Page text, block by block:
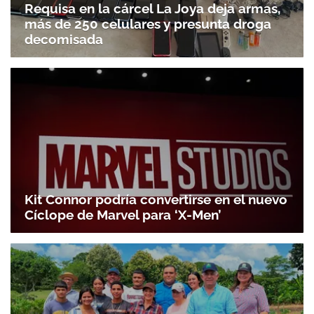
Requisa en la cárcel La Joya deja armas,
más de 250 celulares y presunta droga
decomisada
Kit Connor podría convertirse en el nuevo
Cíclope de Marvel para ‘X-Men’